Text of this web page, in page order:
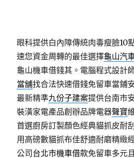
眼科提供白內障傳統肉毒瘦臉10
速您資金周轉的最佳選擇龜山汽
龜山機車借錢其。電腦程式設計
當舖找合法快速借錢免留車當鋪
最新精準九份子建案提供台南市
裝潢家電產品創辦品牌電器聲寶
首選廚房訂製顏色經典貓抓皮耐
用高磅數貓抓布佳舒適耐磨精緻
公司 台北市機車借款免留車多元